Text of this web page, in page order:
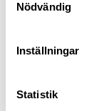
Nödvändig
Inställningar
Statistik